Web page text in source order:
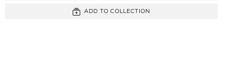
ADD TO COLLECTION